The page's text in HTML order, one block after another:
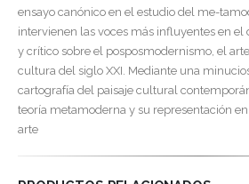
ensayo canónico en el estudio del me-
intervienen las voces más influyentes en el
y crítico sobre el posposmodernismo, el
cultura del siglo XXI. Mediante una
cartografía del paisaje cultural
teoría metamoderna y su representación
arte